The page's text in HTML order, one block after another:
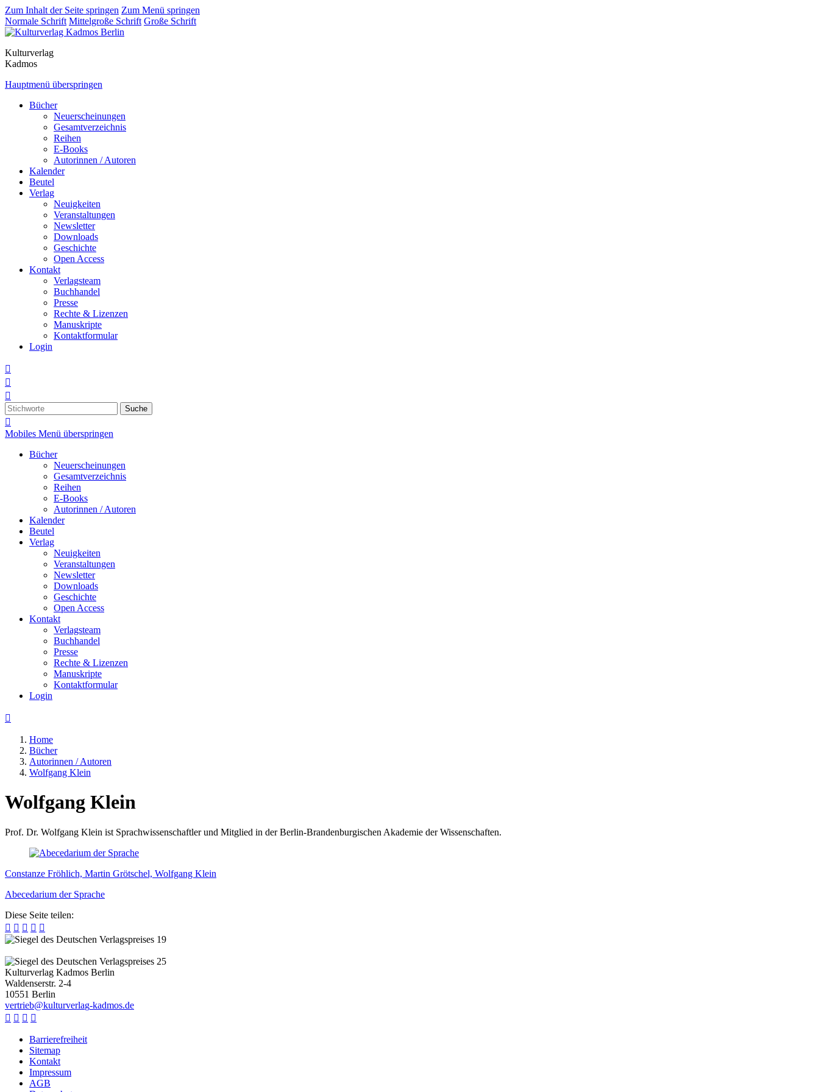
Zum Inhalt der Seite springen Zum Menü springen
Normale Schrift Mittelgroße Schrift Große Schrift
Kulturverlag
Kadmos
Hauptmenü überspringen
Bücher
Neuerscheinungen
Gesamtverzeichnis
Reihen
E-Books
Autorinnen / Autoren
Kalender
Beutel
Verlag
Neuigkeiten
Veranstaltungen
Newsletter
Downloads
Geschichte
Open Access
Kontakt
Verlagsteam
Buchhandel
Presse
Rechte & Lizenzen
Manuskripte
Kontaktformular
Login



Suche

Mobiles Menü überspringen
Bücher
Neuerscheinungen
Gesamtverzeichnis
Reihen
E-Books
Autorinnen / Autoren
Kalender
Beutel
Verlag
Neuigkeiten
Veranstaltungen
Newsletter
Downloads
Geschichte
Open Access
Kontakt
Verlagsteam
Buchhandel
Presse
Rechte & Lizenzen
Manuskripte
Kontaktformular
Login

Home
Bücher
Autorinnen / Autoren
Wolfgang Klein
Wolfgang Klein
Prof. Dr. Wolfgang Klein ist Sprachwissenschaftler und Mitglied in der Berlin-Brandenburgischen Akademie der Wissenschaften.
Constanze Fröhlich, Martin Grötschel, Wolfgang Klein
Abecedarium der Sprache
Diese Seite teilen:
    
Kulturverlag Kadmos Berlin
Waldenserstr. 2-4
10551 Berlin
vertrieb@kulturverlag-kadmos.de
   
Barrierefreiheit
Sitemap
Kontakt
Impressum
AGB